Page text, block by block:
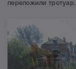
переложили тротуар.